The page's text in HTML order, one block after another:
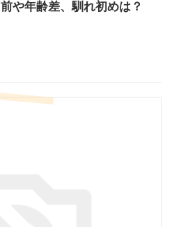
や年齢差、馴れ初めは？